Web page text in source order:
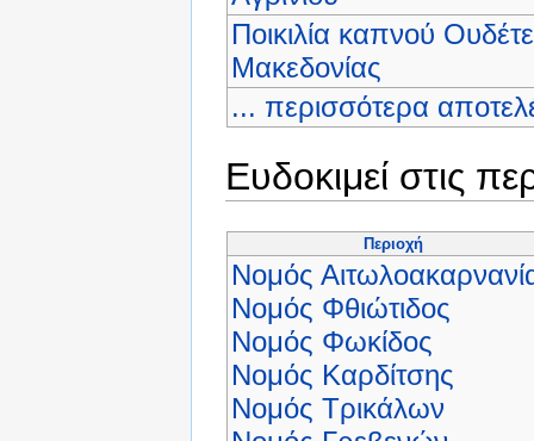
Ποικιλία καπνού
Μακεδονίας
... περισσότερα
Ευδοκιμεί στις
Περιοχή
Νομός
Νομός Φθιώτιδος
Νομός Φωκίδος
Νομός Καρδίτσης
Νομός Τρικάλων